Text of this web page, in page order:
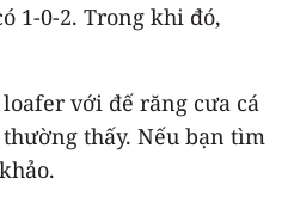
1-0-2. Trong khi đó,
với đế răng cưa cá
thấy. Nếu bạn tìm